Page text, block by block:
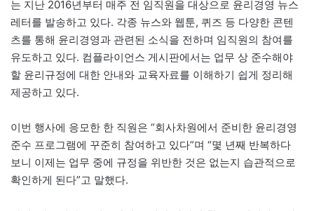
는 지난 2016년부터 매주 전 임직원을 대상으로 윤리경영 뉴스
레터를 발송하고 있다. 각종 뉴스와 웹툰, 퀴즈 등 다양한 콘텐
츠를 통해 윤리경영과 관련된 소식을 전하며 임직원의 참여를
유도하고 있다. 컴플라이언스 게시판에서는 업무 상 준수해야
할 윤리규정에 대한 안내와 교육자료를 이해하기 쉽게 정리해
제공하고 있다.
이번 행사에 응모한 한 직원은 “회사차원에서 준비한 윤리경영
준수 프로그램에 꾸준히 참여하고 있다”며 “몇 년째 반복하다
보니 이제는 업무 중에 규정을 위반한 것은 없는지 습관적으로
확인하게 된다”고 말했다.